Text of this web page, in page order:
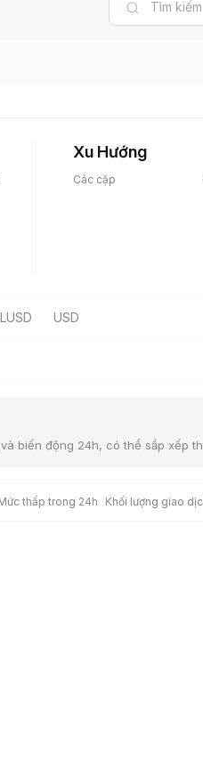
Xu Hướng
Các cặp
USD
biến động 24h, có thể sắp xếp
thấp trong 24h Khối lượng giao